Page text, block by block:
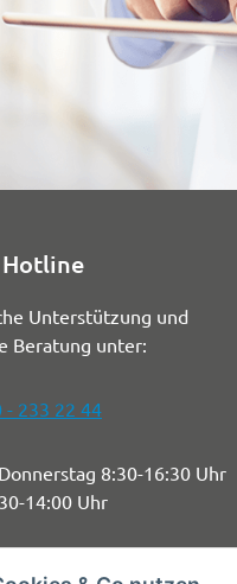
Unterstützung und
Beratung unter:
- 233 22 44
8:30-16:30 Uhr
14:00 Uhr